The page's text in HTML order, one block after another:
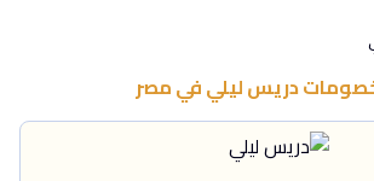
دريس ليليفيمصر